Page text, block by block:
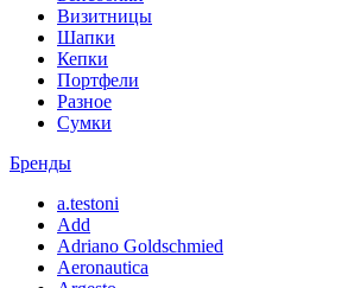
Визитницы
Шапки
Кепки
Портфели
Разное
Сумки
Бренды
a.testoni
Add
Adriano Goldschmied
Aeronautica